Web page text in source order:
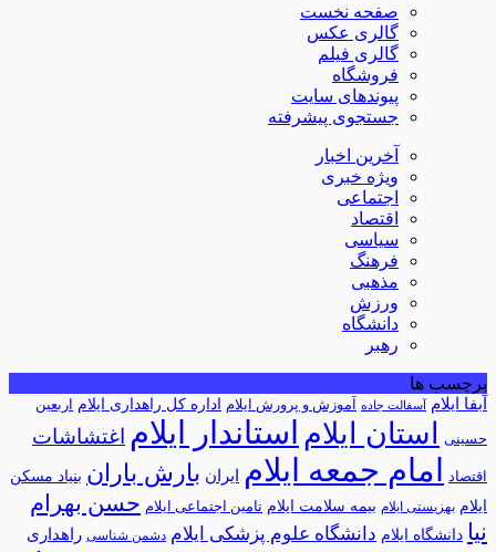
صفحه نخست
گالری عکس
گالری فیلم
فروشگاه
پیوندهای سایت
جستجوی پیشرفته
آخرین اخبار
ویژه خبری
اجتماعی
اقتصاد
سیاسی
فرهنگ
مذهبی
ورزش
دانشگاه
رهبر
برچسب ها
آبفا ایلام آسفالت جاده آموزش و پرورش ایلام اداره کل راهداری ایلام اربعین
حسینی استان ایلام استاندار ایلام اغتشاشات
اقتصاد امام جمعه ایلام ایران بارش باران بنیاد مسکن
ایلام بهزیستی ایلام بیمه سلامت ایلام تامین اجتماعی ایلام حسن بهرام
نیا دانشگاه ایلام دانشگاه علوم پزشکی ایلام دشمن شناسی راهداری